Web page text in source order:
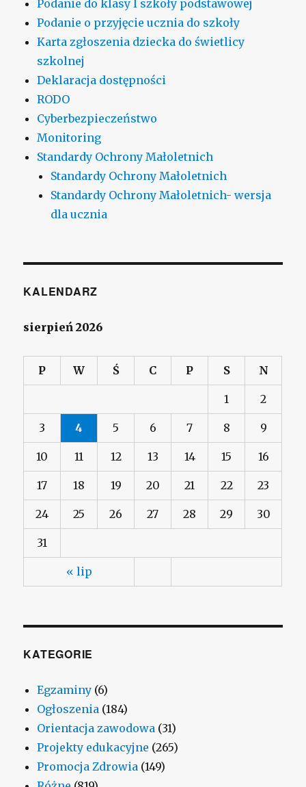
Podanie do klasy I szkoły podstawowej
Podanie o przyjęcie ucznia do szkoły
Karta zgłoszenia dziecka do świetlicy
szkolnej
Deklaracja dostępności
RODO
Cyberbezpieczeństwo
Monitoring
Standardy Ochrony Małoletnich
Standardy Ochrony Małoletnich
Standardy Ochrony Małoletnich- wersja
dla ucznia
KALENDARZ
sierpień 2026
P W Ś C P S N
« lip
1 2
3 4 5 6 7 8 9
10 11 12 13 14 15 16
17 18 19 20 21 22 23
24 25 26 27 28 29 30
31
KATEGORIE
Egzaminy (6)
Ogłoszenia (184)
Orientacja zawodowa (31)
Projekty edukacyjne (265)
Promocja Zdrowia (149)